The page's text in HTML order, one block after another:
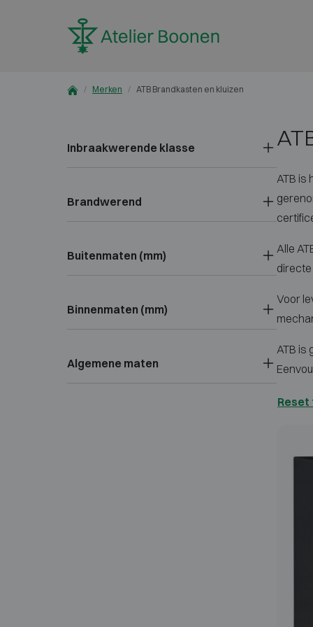
Merken ATB Brandkasten en kluizen
Inbraakwerende klasse
Brandwerend
Buitenmaten (mm)
Binnenmaten (mm)
Algemene maten
ATB is
Alle
Voor
ATB is